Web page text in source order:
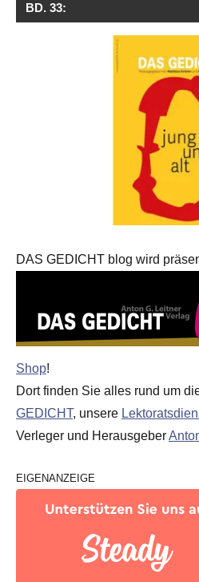
BD. 33:
DAS GEDICHT blog wird
Shop!
Dort finden Sie alles rund um
GEDICHT, unsere
Verleger und Herausgeber
EIGENANZEIGE